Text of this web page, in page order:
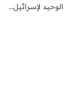
الوحيد لإسرائيل…